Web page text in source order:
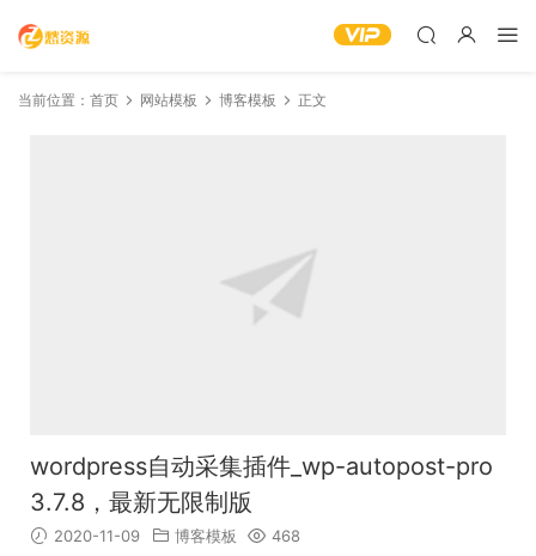
当前位置： 首页 网站模板 博客模板 正文
wordpress自动采集插件_wp-autopost-pro
3.7.8，最新无限制版
2020-11-09 博客模板 468